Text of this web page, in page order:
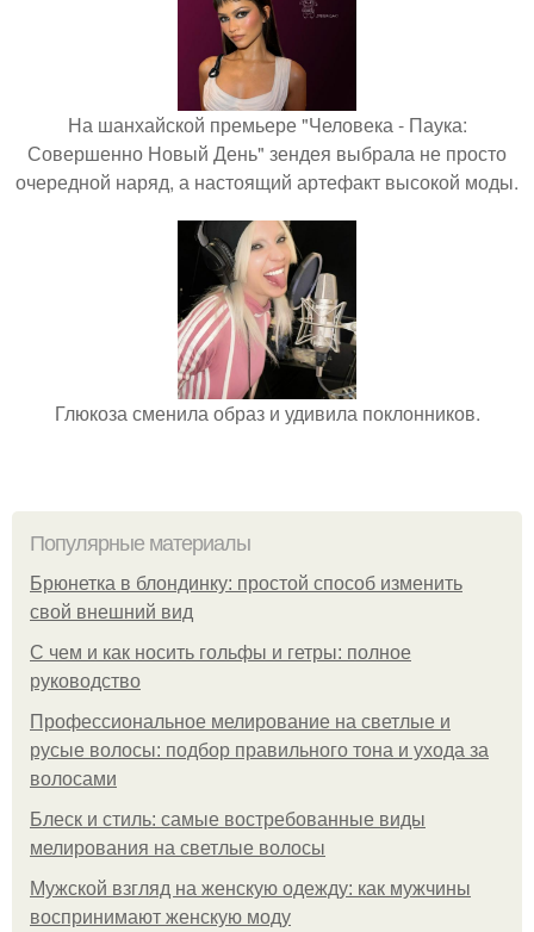
На шанхайской премьере "Человека - Паука:
Совершенно Новый День" зендея выбрала не просто
очередной наряд, а настоящий артефакт высокой моды.
Глюкоза сменила образ и удивила поклонников.
Популярные материалы
Брюнетка в блондинку: простой способ изменить
свой внешний вид
С чем и как носить гольфы и гетры: полное
руководство
Профессиональное мелирование на светлые и
русые волосы: подбор правильного тона и ухода за
волосами
Блеск и стиль: самые востребованные виды
мелирования на светлые волосы
Мужской взгляд на женскую одежду: как мужчины
воспринимают женскую моду